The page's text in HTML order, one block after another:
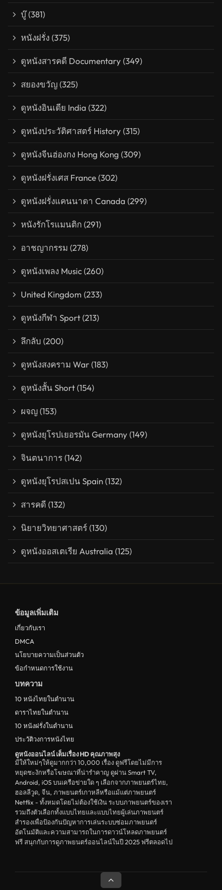
บู๊(381)
หนังฝรั่ง (375)
ดูหนังสารคดี Documentary(349)
สยองขวัญ(325)
ดูหนังอินเดีย India (322)
ดูหนังประวัติศาสตร์ History(315)
ดูหนังจีนฮ่องกง Hong Kong (309)
ดูหนังฝรั่งเศส France(302)
ดูหนังฝรั่งแคนนาดา Canada (299)
หนังรักโรแมนติก (291)
อาชญากรรม (278)
ดูหนังเพลง Music(260)
United Kingdom (233)
ดูหนังกีฬา Sport(213)
ลึกลับ (200)
ดูหนังสงคราม War(183)
ดูหนังสั้น Short(154)
ผจญ(153)
ดูหนังยุโรปเยอรมัน Germany(149)
จินตนาการ(142)
ดูหนังยุโรปสเปน Spain(132)
สารคดี (132)
นิยายวิทยาศาสตร์(130)
ดูหนังออสเตเรีย Australia (125)
ข้อมูลเพิ่มเติม
เกี่ยวกับเรา
DMCA
นโยบายความเป็นส่วนตัว
ข้อกำหนดการใช้งาน
บทความ
10 หนังไทยในตำนาน
ดาราไทยในตำนาน
10 หนังฝรั่งในตำนาน
ประวัติวงการหนังไทย
ดูหนังออนไลน์ เต็มเรื่อง HD คุณภาพสุง
มีให้ใหม่ๆให้ดูมากกว่า 10,000 เรื่อง ดูฟรีโดยไม่มีการ
หยุดชะงักหรือโฆษณาที่น่ารำคาญ ดูผ่าน Smart TV,
Android, iOS บนเครือข่ายใด ๆ เลือกจากภาพยนตร์ไทย,
ฮอลลีวูด, จีน, ภาพยนตร์เกาหลีหรือแม้แต่ภาพยนตร์
Netflix - ทั้งหมดโดยไม่ต้องใช้เงิน ระบบภาพยนตร์ของเรา
รวมถึงตัวเลือกทั้งแบบไทยและแบบไทยผู้เล่นภาพยนตร์
สำรองเพื่อป้องกันปัญหาการเล่นระบบซ่อมภาพยนตร์
อัตโนมัติและความสามารถในการดาวน์โหลดภาพยนตร์
ฟรี สนุกกับการดูภาพยนตร์ออนไลน์ในปี 2025 ฟรีตลอดไป